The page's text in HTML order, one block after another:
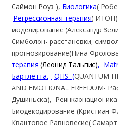
Саймон Роуз ), Биологика(
Регрессионная терапия(
моделирование (Александр
Симболон- расстановки,
прогнозирование(Нина
терапия (Леонид Тальпис),
Бартлетта, QHS (QUANTUM
AND EMOTIONAL FREEDOM-
Душиньска),
Биодекодирование (Кристиан
Квантовое Равновесие(